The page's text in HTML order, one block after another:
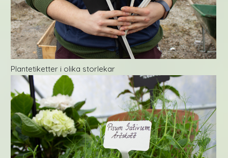
Plantetiketter i olika storlekar